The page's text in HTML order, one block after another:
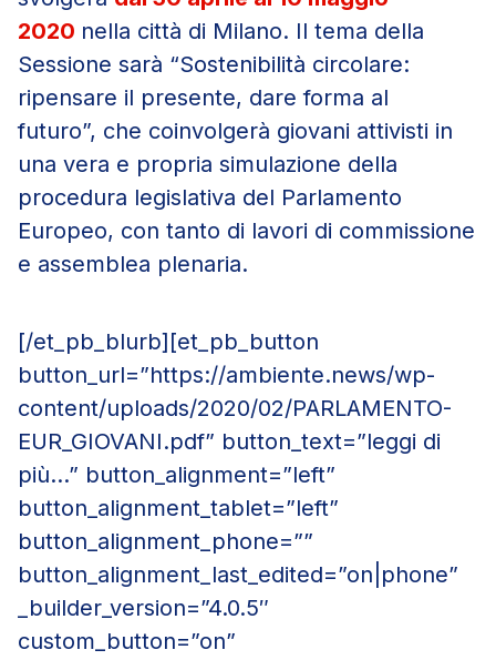
2020 nella città di Milano. Il tema della
Sessione sarà “Sostenibilità circolare:
ripensare il presente, dare forma al
futuro”, che coinvolgerà giovani attivisti in
una vera e propria simulazione della
procedura legislativa del Parlamento
Europeo, con tanto di lavori di commissione
e assemblea plenaria.
[/et_pb_blurb][et_pb_button
button_url=”https://ambiente.news/wp-
content/uploads/2020/02/PARLAMENTO-
EUR_GIOVANI.pdf” button_text=”leggi di
più…” button_alignment=”left”
button_alignment_tablet=”left”
button_alignment_phone=””
button_alignment_last_edited=”on|phone”
_builder_version=”4.0.5″
custom_button=”on”